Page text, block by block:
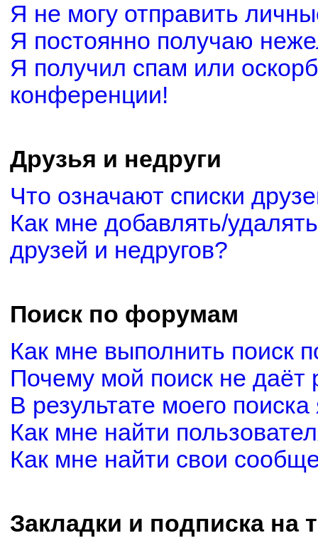
Я не могу отправить
Я постоянно получаю
Я получил спам или
конференции!
Друзья и недруги
Что означают списки
Как мне добавлять/
друзей и недругов?
Поиск по форумам
Как мне выполнить поиск
Почему мой поиск не даёт
В результате моего
Как мне найти
Как мне найти свои
Закладки и подписка на